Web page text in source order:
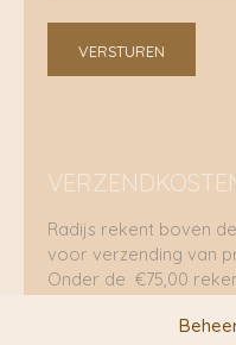
VERSTUREN
Radijs rekent boven
voor verzending van
Onder de €75,00